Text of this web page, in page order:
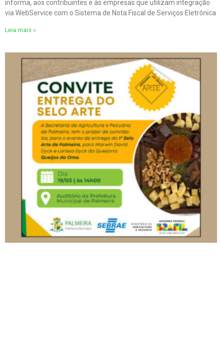
informa, aos contribuintes e às empresas que utilizam integração
via WebService com o Sistema de Nota Fiscal de Serviços Eletrônica
Leia mais »